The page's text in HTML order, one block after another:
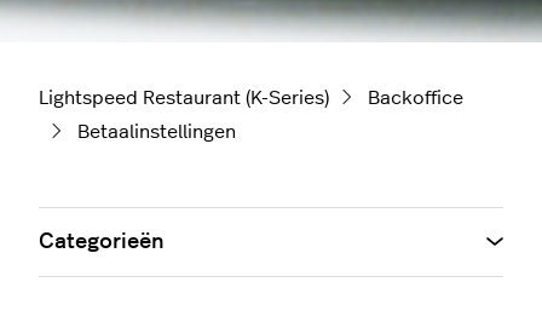
Lightspeed Restaurant (K-Series)
Backoffice
Betaalinstellingen
Categorieën